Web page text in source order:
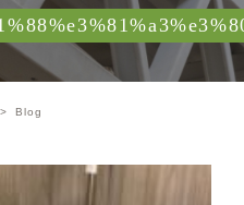
Blog